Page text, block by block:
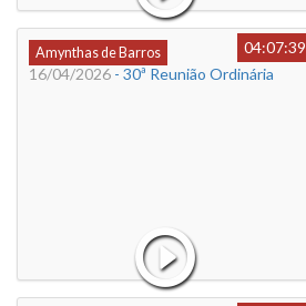
Amynthas de Barros
04:07:39
16/04/2026 - 30ª Reunião Ordinária